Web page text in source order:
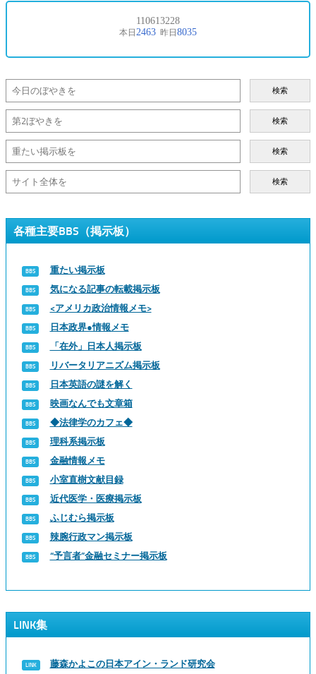
検索
検索
検索
検索
各種主要BBS（掲示板）
重たい掲示板
気になる記事の転載掲示板
<アメリカ政治情報メモ>
日本政界●情報メモ
「在外」日本人掲示板
リバータリアニズム掲示板
日本英語の謎を解く
映画なんでも文章箱
◆法律学のカフェ◆
理科系掲示板
金融情報メモ
小室直樹文献目録
近代医学・医療掲示板
ふじむら掲示板
辣腕行政マン掲示板
“予言者”金融セミナー掲示板
LINK集
藤森かよこの日本アイン・ランド研究会